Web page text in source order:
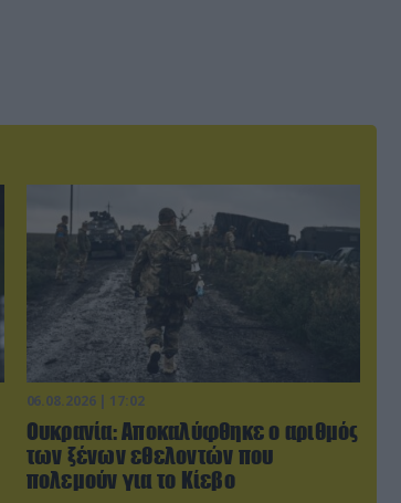
06.08.2026 | 17:02
Ουκρανία: Αποκαλύφθηκε ο αριθμός
των ξένων εθελοντών που
πολεμούν για το Κίεβο